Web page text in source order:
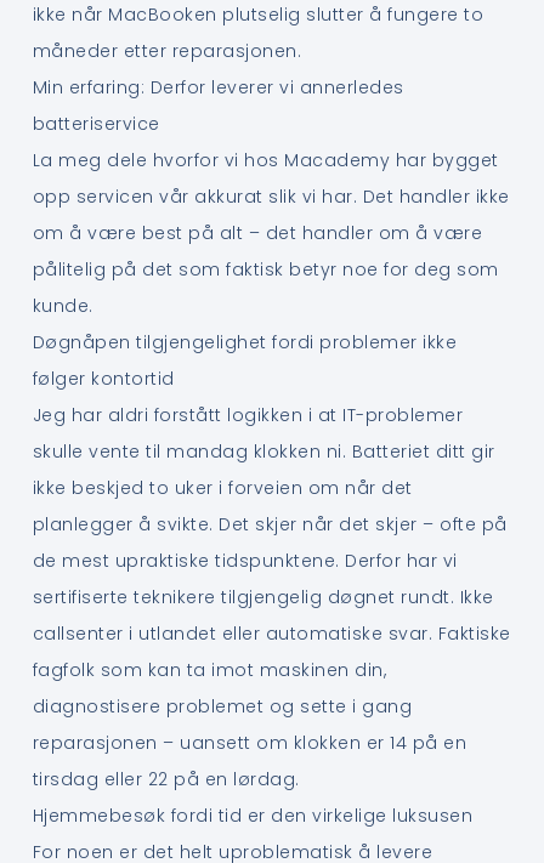
ikke når MacBooken plutselig slutter å fungere to
måneder etter reparasjonen.
Min erfaring: Derfor leverer vi annerledes
batteriservice
La meg dele hvorfor vi hos Macademy har bygget
opp servicen vår akkurat slik vi har. Det handler ikke
om å være best på alt – det handler om å være
pålitelig på det som faktisk betyr noe for deg som
kunde.
Døgnåpen tilgjengelighet fordi problemer ikke
følger kontortid
Jeg har aldri forstått logikken i at IT-problemer
skulle vente til mandag klokken ni. Batteriet ditt gir
ikke beskjed to uker i forveien om når det
planlegger å svikte. Det skjer når det skjer – ofte på
de mest upraktiske tidspunktene. Derfor har vi
sertifiserte teknikere tilgjengelig døgnet rundt. Ikke
callsenter i utlandet eller automatiske svar. Faktiske
fagfolk som kan ta imot maskinen din,
diagnostisere problemet og sette i gang
reparasjonen – uansett om klokken er 14 på en
tirsdag eller 22 på en lørdag.
Hjemmebesøk fordi tid er den virkelige luksusen
For noen er det helt uproblematisk å levere